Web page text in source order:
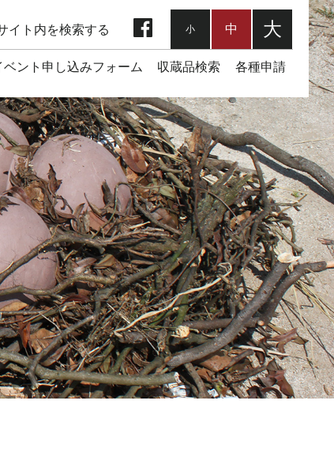
ベント申し込みフォーム 収蔵品検索 各種申請
小 中 大